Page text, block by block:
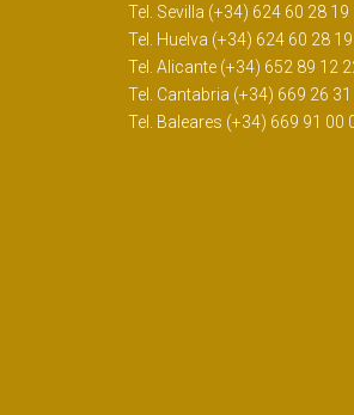
Tel. Sevilla (+34) 624 60 28 19
Tel. Huelva (+34) 624 60 28 19
Tel. Alicante (+34) 652 89 12
Tel. Cantabria (+34) 669 26 31
Tel. Baleares (+34) 669 91 00